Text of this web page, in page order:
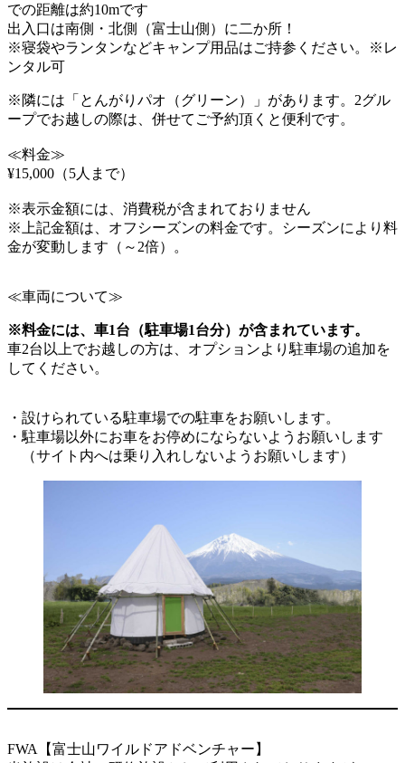
での距離は約10mです
出入口は南側・北側（富士山側）に二か所！
※寝袋やランタンなどキャンプ用品はご持参ください。※レ
ンタル可
※隣には「とんがりパオ（グリーン）」があります。2グル
ープでお越しの際は、併せてご予約頂くと便利です。
≪料金≫
¥15,000（5人まで）
※表示金額には、消費税が含まれておりません
※上記金額は、オフシーズンの料金です。シーズンにより料
金が変動します（～2倍）。
≪車両について≫
※料金には、車1台（駐車場1台分）が含まれています。
車2台以上でお越しの方は、オプションより駐車場の追加を
してください。
・設けられている駐車場での駐車をお願いします。
・駐車場以外にお車をお停めにならないようお願いします
（サイト内へは乗り入れしないようお願いします）
FWA【富士山ワイルドアドベンチャー】